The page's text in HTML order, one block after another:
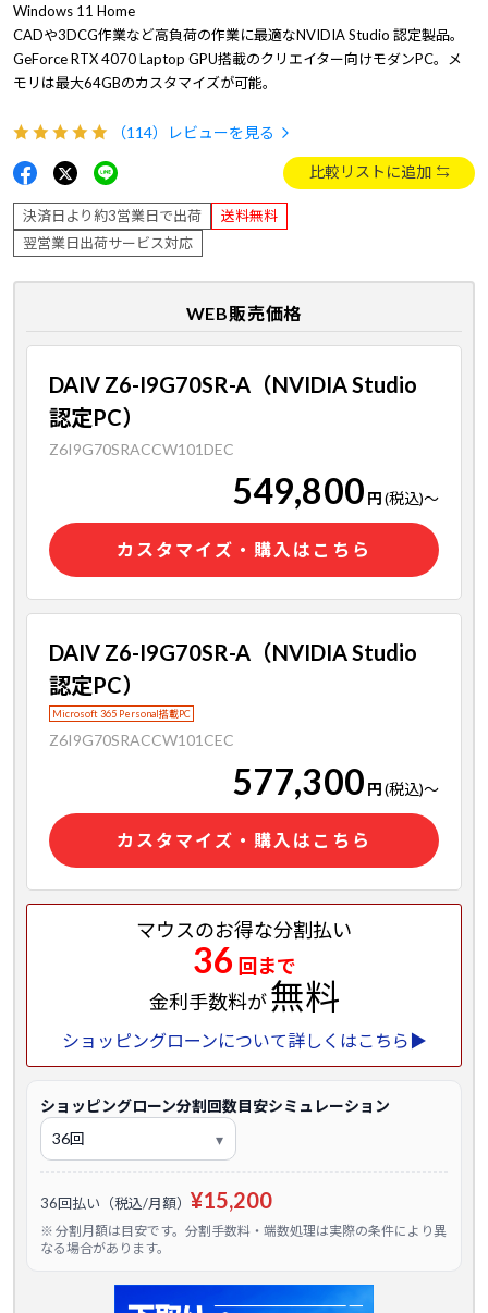
Windows 11 Home
CADや3DCG作業など高負荷の作業に最適なNVIDIA Studio 認定製品。
GeForce RTX 4070 Laptop GPU搭載のクリエイター向けモダンPC。メ
モリは最大64GBのカスタマイズが可能。
（114） レビューを見る
比較リストに追加
決済日より約3営業日で出荷
送料無料
翌営業日出荷サービス対応
WEB販売価格
DAIV Z6-I9G70SR-A（NVIDIA Studio
認定PC）
Z6I9G70SRACCW101DEC
549,800 円(税込)～
カスタマイズ・購入はこちら
DAIV Z6-I9G70SR-A（NVIDIA Studio
認定PC）
Microsoft 365 Personal搭載PC
Z6I9G70SRACCW101CEC
577,300 円(税込)～
カスタマイズ・購入はこちら
マウスのお得な分割払い
36 回まで
金利手数料が無料
ショッピングローンについて詳しくはこちら▶
ショッピングローン分割回数目安シミュレーション
36回払い（税込/月額） ¥15,200
※ 分割月額は目安です。分割手数料・端数処理は実際の条件により異
なる場合があります。